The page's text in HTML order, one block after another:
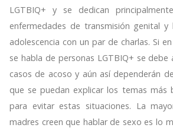
LGTBIQ+ y se dedican
enfermedades de transmisión genital y
adolescencia con un par de charlas. Si
se habla de personas LGTBIQ+ se
casos de acoso y aún así dependerán
que se puedan explicar los temas más
para evitar estas situaciones. La
madres creen que hablar de sexo es lo